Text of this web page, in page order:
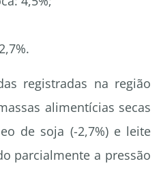
registradas na região
alimentícias secas
de soja (-2,7%) e leite
parcialmente a pressão